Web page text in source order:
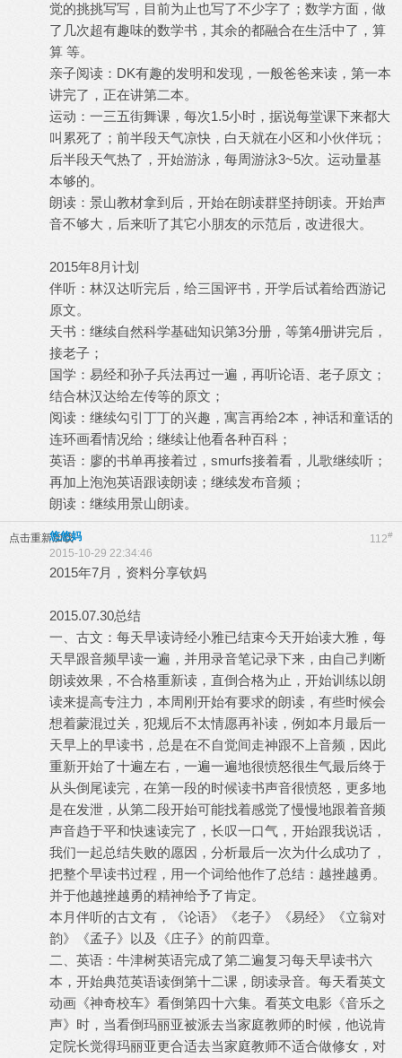
觉的挑挑写写，目前为止也写了不少字了；数学方面，做
了几次超有趣味的数学书，其余的都融合在生活中了，算
算 等。
亲子阅读：DK有趣的发明和发现，一般爸爸来读，第一本
讲完了，正在讲第二本。
运动：一三五街舞课，每次1.5小时，据说每堂课下来都大
叫累死了；前半段天气凉快，白天就在小区和小伙伴玩；
后半段天气热了，开始游泳，每周游泳3~5次。运动量基
本够的。
朗读：景山教材拿到后，开始在朗读群坚持朗读。开始声
音不够大，后来听了其它小朋友的示范后，改进很大。
2015年8月计划
伴听：林汉达听完后，给三国评书，开学后试着给西游记
原文。
天书：继续自然科学基础知识第3分册，等第4册讲完后，
接老子；
国学：易经和孙子兵法再过一遍，再听论语、老子原文；
结合林汉达给左传等的原文；
阅读：继续勾引丁丁的兴趣，寓言再给2本，神话和童话的
连环画看情况给；继续让他看各种百科；
英语：廖的书单再接着过，smurfs接着看，儿歌继续听；
再加上泡泡英语跟读朗读；继续发布音频；
朗读：继续用景山朗读。
点击重新加载 112#
悠悠妈
2015-10-29 22:34:46
2015年7月，资料分享钦妈
2015.07.30总结
一、古文：每天早读诗经小雅已结束今天开始读大雅，每
天早跟音频早读一遍，并用录音笔记录下来，由自己判断
朗读效果，不合格重新读，直倒合格为止，开始训练以朗
读来提高专注力，本周刚开始有要求的朗读，有些时候会
想着蒙混过关，犯规后不太情愿再补读，例如本月最后一
天早上的早读书，总是在不自觉间走神跟不上音频，因此
重新开始了十遍左右，一遍一遍地很愤怒很生气最后终于
从头倒尾读完，在第一段的时候读书声音很愤怒，更多地
是在发泄，从第二段开始可能找着感觉了慢慢地跟着音频
声音趋于平和快速读完了，长叹一口气，开始跟我说话，
我们一起总结失败的愿因，分析最后一次为什么成功了，
把整个早读书过程，用一个词给他作了总结：越挫越勇。
并于他越挫越勇的精神给予了肯定。
本月伴听的古文有，《论语》《老子》《易经》《立翁对
韵》《孟子》以及《庄子》的前四章。
二、英语：牛津树英语完成了第二遍复习每天早读书六
本，开始典范英语读倒第十二课，朗读录音。每天看英文
动画《神奇校车》看倒第四十六集。看英文电影《音乐之
声》时，当看倒玛丽亚被派去当家庭教师的时候，他说肯
定院长觉得玛丽亚更合适去当家庭教师不适合做修女，对